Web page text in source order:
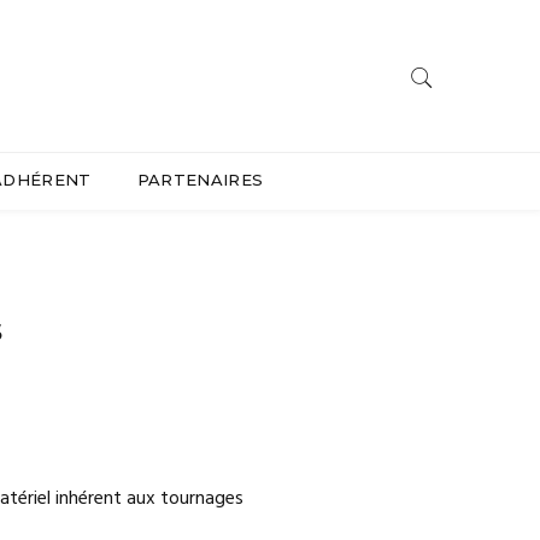
PARTENAIRES
inhérent aux tournages